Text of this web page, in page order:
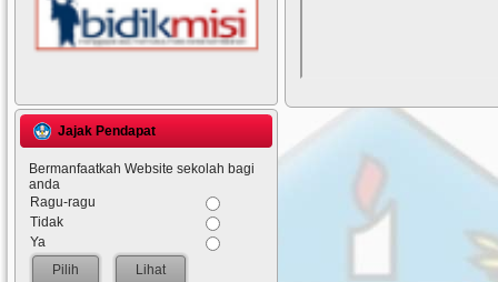
Jajak Pendapat
Bermanfaatkah Website sekolah bagi
anda
Ragu-ragu
Tidak
Ya
Lihat